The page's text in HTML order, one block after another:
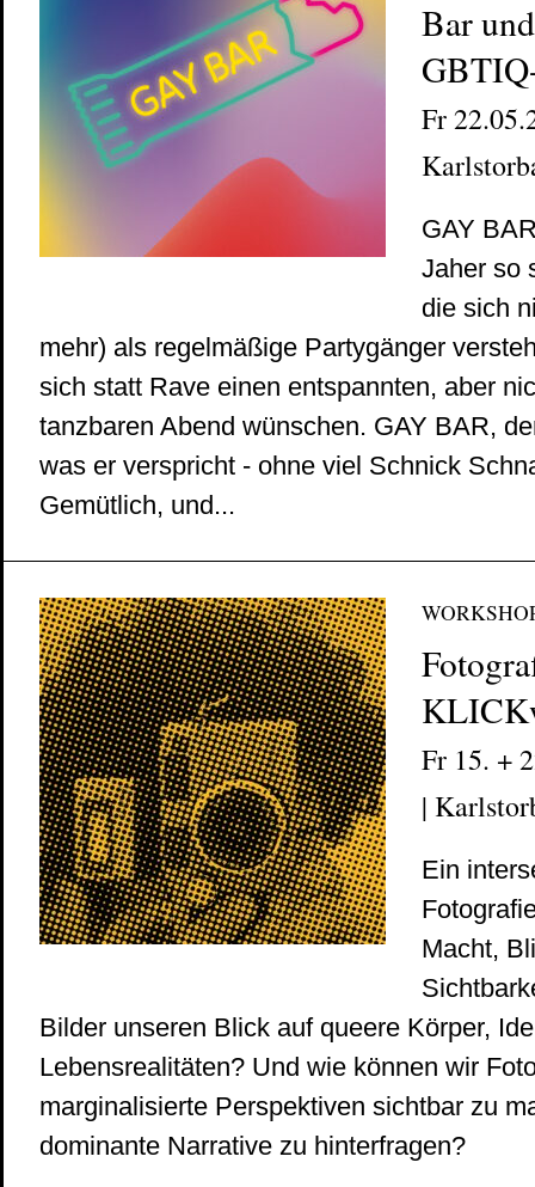
Bar
Fr
GAY
Jaher so
die sich
mehr) als regelmäßige Partygänger
sich statt Rave einen entspannten, aber
tanzbaren Abend wünschen. GAY BAR,
was er verspricht - ohne viel Schnick
Gemütlich, und...
Fr 15. +
|
Ein
Macht,
Bilder unseren Blick auf queere Körper,
Lebensrealitäten? Und wie können wir
marginalisierte Perspektiven sichtbar zu
dominante Narrative zu hinterfragen?